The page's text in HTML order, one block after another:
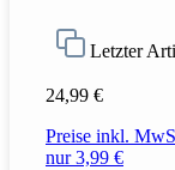
Letzter
24,99 €
Preise inkl.
nur 3,99 €